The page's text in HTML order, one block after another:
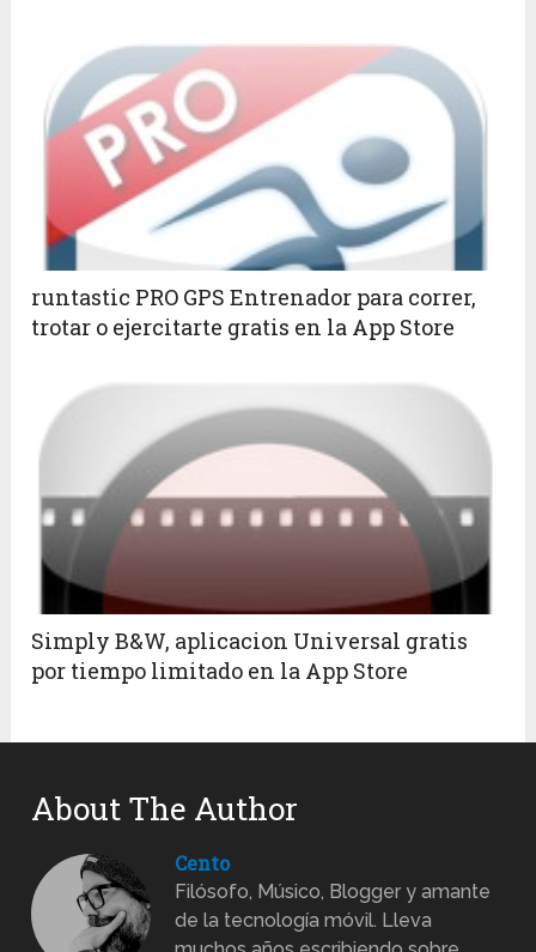
runtastic PRO GPS Entrenador para correr,
trotar o ejercitarte gratis en la App Store
Simply B&W, aplicacion Universal gratis
por tiempo limitado en la App Store
About The Author
Cento
Filósofo, Músico, Blogger y amante
de la tecnología móvil. Lleva